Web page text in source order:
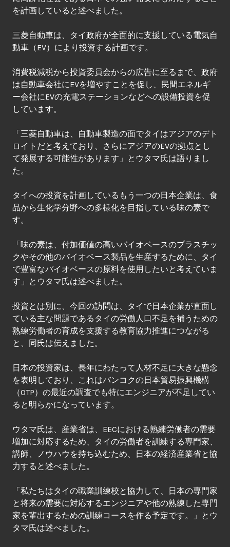
を計画していると述べました。
三菱自動車は、タイ政府が全面的に支援している電気自
動車（EV）により投資する計画です。
消費税減税から投資委員会からの広告に至るまで、政府
は自動車会社にEVを増やすことを促し、民間エネルギ
ー会社にEVの充電ステーションなどへの設備投資を促
しています。
「三菱自動車は、自動車製造の面でタイはアジアのデト
ロイトだと考えており、さらにアジアのEVの拠点とし
て発展する可能性があります」とウタマ氏は語りまし
た。
タイへの投資を計画しているもう一つの日本企業は、食
品から生化学分野への多様化を目指している味の素で
す。
「味の素は、付加価値の高いバイオベースのプラスチッ
クやその他のバイオベース製品を生産するために、タイ
で豊富なバイオベースの原料を使用したいと考えていま
す」とウタマ氏は述べました。
投資とは別に、今回の訪問は、タイで日本企業が直面し
ている主な問題であるタイの労働人口不足を補うための
熟練労働者の育成を支援する教育協力推進につながる
と、同氏は伝えました。
日本の投資家は、長年にわたって人材不足に大きな懸念
を表明しており、これはバンコクの日本貿易振興機構
（OTP）の最近の調査でも特にエンジニアが不足してい
ると明らかになっています。
ウタマ氏は、産業省は、EECにおける熟練労働者の需要
増加に対応するため、タイの労働者を訓練する専門家、
講師、ノウハウを持ち込むため、日本の経済産業省と協
力すると述べました。
「私たちはタイの職業訓練校と協力して、日本の専門家
と将来の需要に対応するエンジニアや他の熟練した専門
家を輩出するための訓練コースを作る予定です。」とウ
タマ氏は述べました。